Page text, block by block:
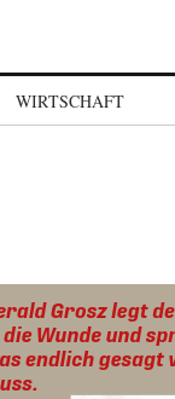
WIRTSCHAFT